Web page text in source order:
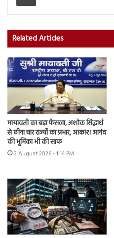
Related Articles
मायावती का बड़ा फैसला, अशोक सिद्धार्थ
से छीना चार राज्यों का प्रभार, आकाश आनंद
की भूमिका भी की साफ
2 August 2026 - 1:14 PM